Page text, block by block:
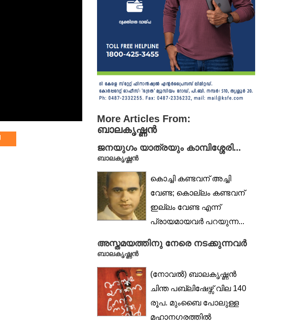
More Articles From:
ബാലകൃഷ്ണൻ
ജനയുഗം യാത്രയും കാമ്പിശ്ശേരി...
ബാലകൃഷ്ണൻ
കൊച്ചി കണ്ടവന് അച്ചി
വേണ്ട; കൊല്ലം കണ്ടവന്
ഇല്ലം വേണ്ട എന്ന്
പ്രായമായവർ പറയുന്ന...
അസ്തമയത്തിനു നേരെ നടക്കുന്നവർ
ബാലകൃഷ്ണൻ
(നോവൽ) ബാലകൃഷ്ണൻ
ചിന്ത പബ്ലിഷേഴ്സ് വില 140
രൂപ. മുംബൈ പോലുള്ള
മഹാനഗരത്തിൽ